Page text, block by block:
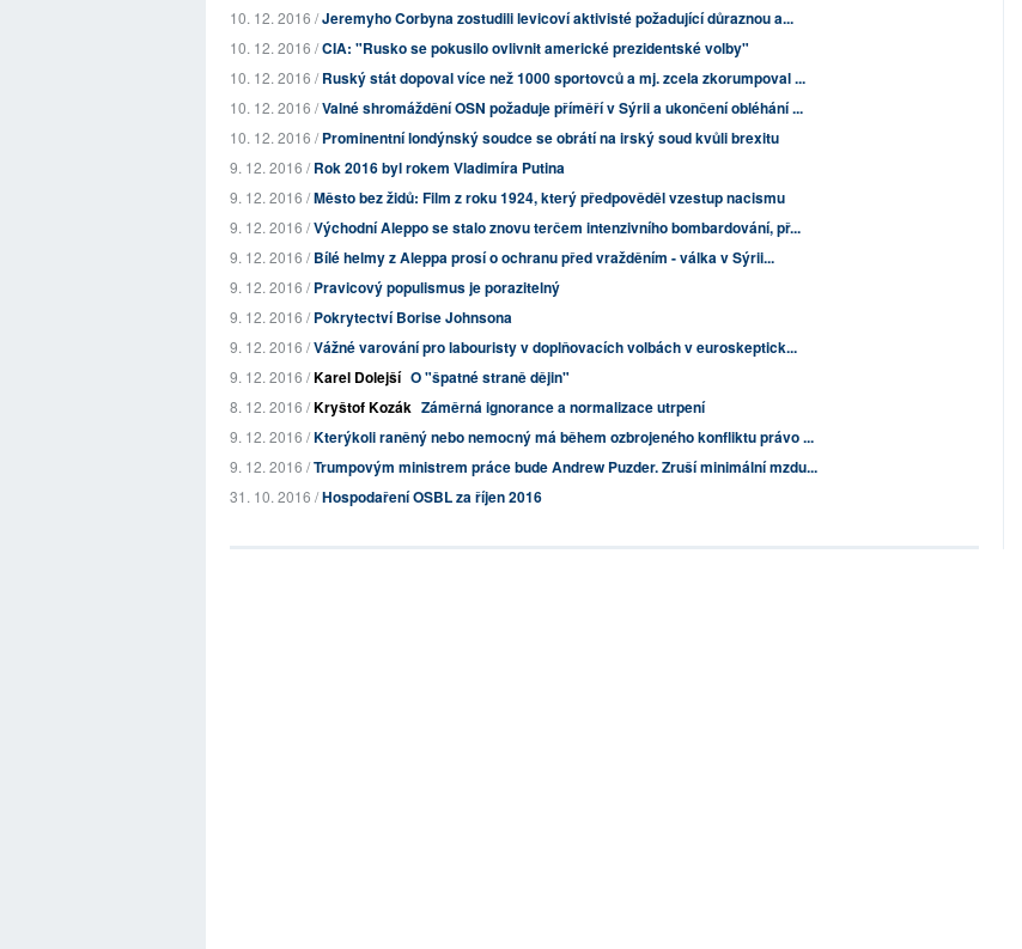
10. 12. 2016 /Jeremyho Corbyna zostudili levicoví aktivisté požadující důraznou a...
10. 12. 2016 /CIA: "Rusko se pokusilo ovlivnit americké prezidentské volby"
10. 12. 2016 /Ruský stát dopoval více než 1000 sportovců a mj. zcela zkorumpoval ...
10. 12. 2016 /Valné shromáždění OSN požaduje příměří v Sýrii a ukončení obléhání ...
10. 12. 2016 /Prominentní londýnský soudce se obrátí na irský soud kvůli brexitu
9. 12. 2016 /Rok 2016 byl rokem Vladimíra Putina
9. 12. 2016 /Město bez židů: Film z roku 1924, který předpověděl vzestup nacismu
9. 12. 2016 /Východní Aleppo se stalo znovu terčem intenzivního bombardování, př...
9. 12. 2016 /Bílé helmy z Aleppa prosí o ochranu před vražděním - válka v Sýrii...
9. 12. 2016 /Pravicový populismus je porazitelný
9. 12. 2016 /Pokrytectví Borise Johnsona
9. 12. 2016 /Vážné varování pro labouristy v doplňovacích volbách v euroskeptick...
9. 12. 2016 /Karel Dolejší O "špatné straně dějin"
8. 12. 2016 /Kryštof Kozák Záměrná ignorance a normalizace utrpení
9. 12. 2016 /Kterýkoli raněný nebo nemocný má během ozbrojeného konfliktu právo ...
9. 12. 2016 /Trumpovým ministrem práce bude Andrew Puzder. Zruší minimální mzdu...
31. 10. 2016 /Hospodaření OSBL za říjen 2016